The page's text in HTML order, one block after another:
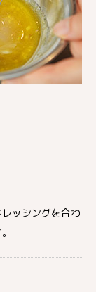
レッシングを合わ